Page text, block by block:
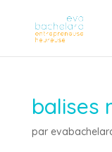
balises
par